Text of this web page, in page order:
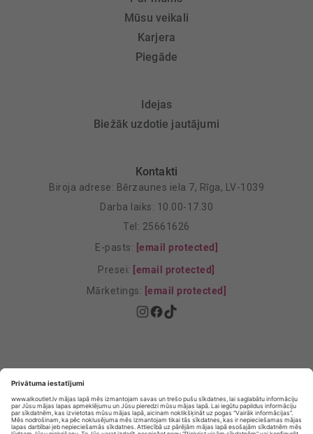
Mūsu veikali
Karjera
Piegāde
Idejas
Biežāk uzdotie jautājumi
Kontakti
Biroja adrese: Bērzaunes iela 7, Rīga, LV-1039
Darba laiks: 10.00-17.30
Tel: 25661626
E-pasts: [email protected]
Presei: [email protected]
Mārketings: [email protected]
Privātuma Iestatījumi
E-veikala lietošanas noteikumi